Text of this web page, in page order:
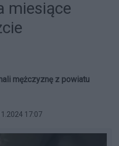
miesiące
mężczyznę z powiatu
17:07